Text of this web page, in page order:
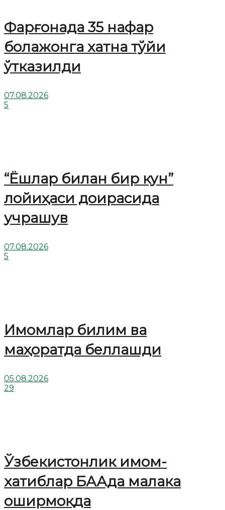
Фарғонада 35 нафар
болажонга хатна тўйи
ўтказилди
07.08.2026
5
“Ёшлар билан бир кун”
лойиҳаси доирасида
учрашув
07.08.2026
5
Имомлар билим ва
маҳоратда беллашди
05.08.2026
29
Ўзбекистонлик имом-
хатиблар БААда малака
оширмоқда